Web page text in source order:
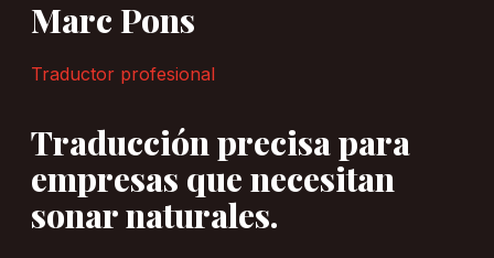
Marc Pons
Traductor profesional
Traducción precisa para
empresas que necesitan
sonar naturales.